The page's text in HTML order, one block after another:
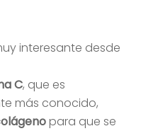
C, que es
más conocido,
para que se